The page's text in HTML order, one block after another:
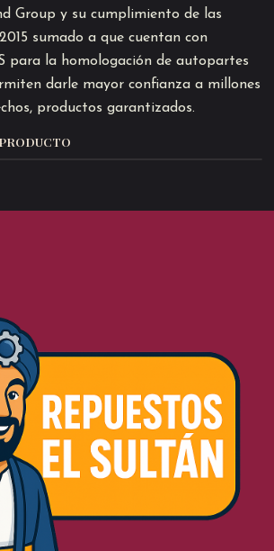
Group y su cumplimiento de las
sumado a que cuentan con
para la homologación de autopartes
darle mayor confianza a millones
productos garantizados.